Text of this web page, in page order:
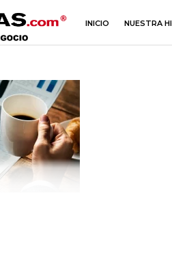
INICIO NUESTRA